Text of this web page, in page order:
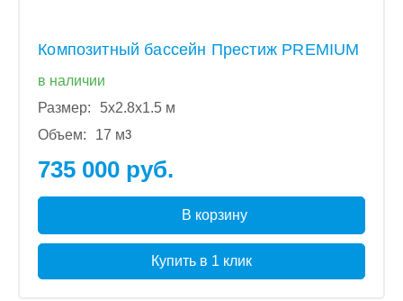
Композитный бассейн Престиж PREMIUM
в наличии
Размер:
5x2.8x1.5 м
Объем:
17 м3
735 000 руб.
В корзину
Купить в 1 клик